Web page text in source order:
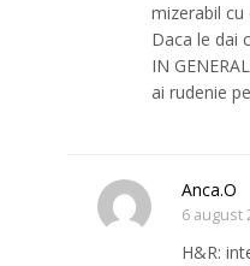
mizerabil cu
Daca le dai
IN
ai rudenie
Anca.O
6 august
H&R: